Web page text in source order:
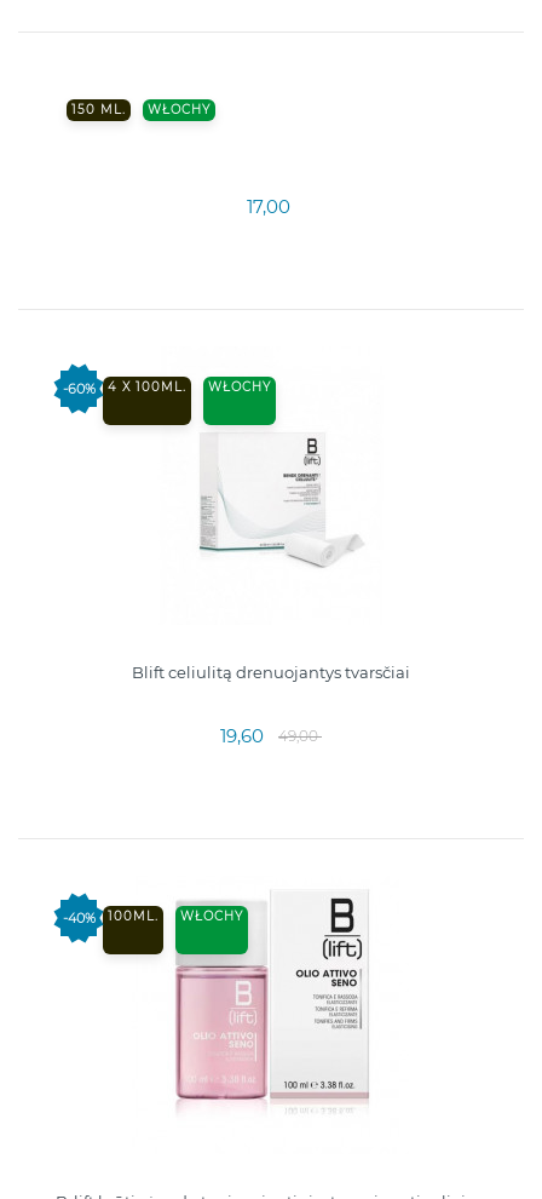
150 ML. WŁOCHY
17,00
-60% 4 X 100ML. WŁOCHY
Blift celiulitą drenuojantys tvarsčiai
19,60 49,00
-40% 100ML. WŁOCHY